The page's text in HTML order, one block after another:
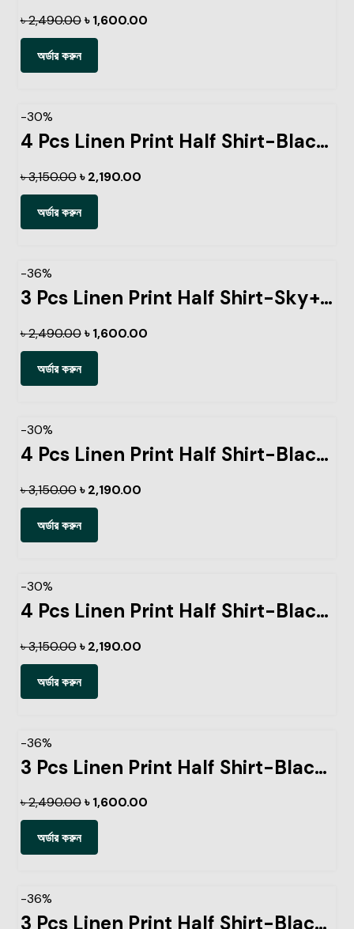
৳2,490.00 ৳1,600.00
অর্ডার করুন
-30%
4 Pcs Linen Print Half Shirt-Black+Sky+Petrol+Ash
৳3,150.00 ৳2,190.00
অর্ডার করুন
-36%
3 Pcs Linen Print Half Shirt-Sky+Petrol+Lemon
৳2,490.00 ৳1,600.00
অর্ডার করুন
-30%
4 Pcs Linen Print Half Shirt-Black+Sky+Petrol+Kathal
৳3,150.00 ৳2,190.00
অর্ডার করুন
-30%
4 Pcs Linen Print Half Shirt-Black+Sky+Petrol+Lemon
৳3,150.00 ৳2,190.00
অর্ডার করুন
-36%
3 Pcs Linen Print Half Shirt-Black+Sky+Petrol
৳2,490.00 ৳1,600.00
অর্ডার করুন
-36%
3 Pcs Linen Print Half Shirt-Black+Sky+Ash